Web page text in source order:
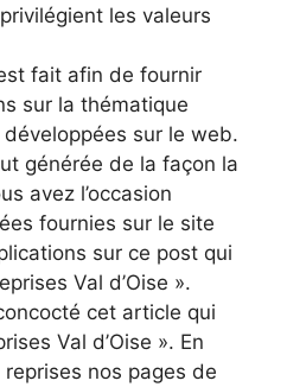
les valeurs
fait afin de fournir
sur la thématique
développées sur le web.
générée de la façon la
avez l’occasion
fournies sur le site
sur ce post qui
Val d’Oise ».
cet article qui
Val d’Oise ». En
nos pages de